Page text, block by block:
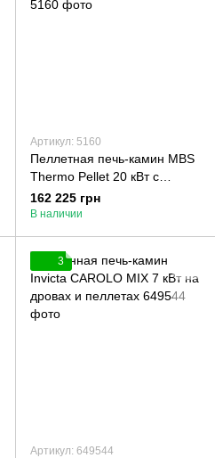
Артикул: 5160
Пеллетная печь-камин MBS
Thermo Pellet 20 кВт с
водяным контуром (серая)
162 225 грн
В наличии
3
Артикул: 649544